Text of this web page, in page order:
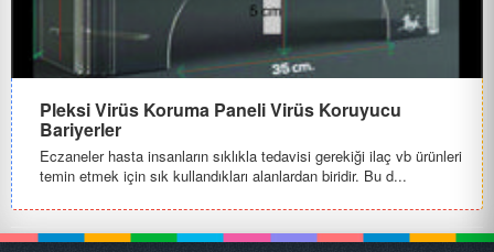
Pleksi Virüs Koruma Paneli Virüs Koruyucu
Bariyerler
Eczaneler hasta insanların sıklıkla tedavisi gerekiği ilaç vb ürünleri
temin etmek için sık kullandıkları alanlardan biridir. Bu d...